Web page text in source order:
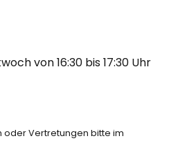
von16:30 bis17:30 Uhr
oder Vertretungen bitte im